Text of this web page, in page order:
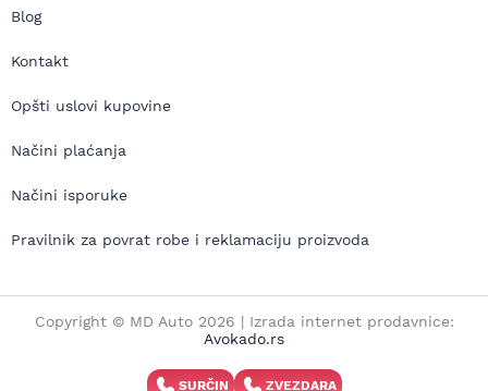
Blog
Kontakt
Opšti uslovi kupovine
Načini plaćanja
Načini isporuke
Pravilnik za povrat robe i reklamaciju proizvoda
Copyright © MD Auto 2026 | Izrada internet prodavnice:
Avokado.rs
SURČIN ZVEZDARA